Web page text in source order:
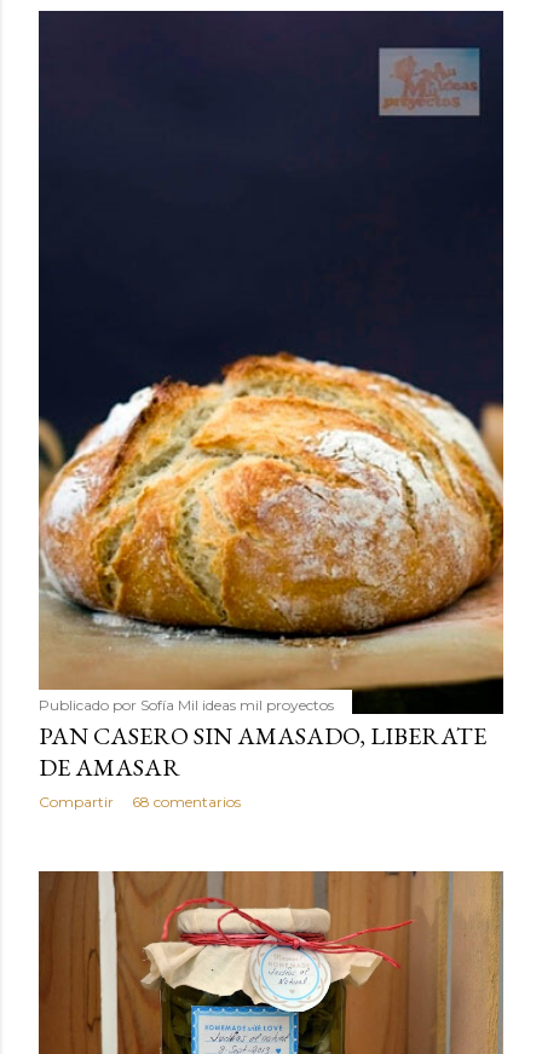
Publicado por Sofía Mil ideas mil proyectos
PAN CASERO SIN AMASADO, LIBERATE
DE AMASAR
Compartir 68 comentarios